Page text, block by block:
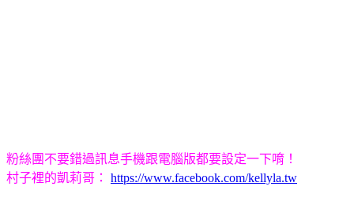
粉絲團不要錯過訊息手機跟電腦版都要設定一下唷！
村子裡的凱莉哥： https://www.facebook.com/kellyla.tw